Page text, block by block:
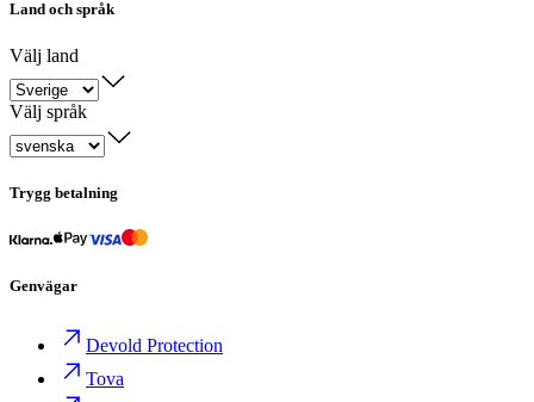
Land och språk
Välj land
Välj språk
Trygg betalning
Genvägar
Devold Protection
Tova